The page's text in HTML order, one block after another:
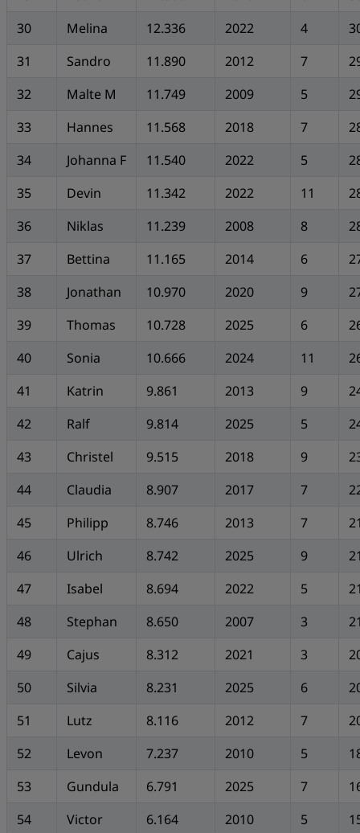
30
Melina 12.336 2022 4
31
Sandro 11.890 2012 7
32
Malte M 11.749 2009 5
33
Hannes 11.568 2018 7
34
Johanna F 11.540 2022 5
35
Devin 11.342 2022 11
36
Niklas 11.239 2008 8
37
Bettina 11.165 2014 6
38
Jonathan 10.970 2020 9
39
Thomas 10.728 2025 6
40
Sonia 10.666 2024 11
41
Katrin 9.861 2013 9
42
Ralf 9.814 2025 5
43
Christel 9.515 2018 9
44
Claudia 8.907 2017 7
45
Philipp 8.746 2013 7
46
Ulrich 8.742 2025 9
47
Isabel 8.694 2022 5
48
Stephan 8.650 2007 3
49
Cajus 8.312 2021 3
50
Silvia 8.231 2025 6
51
Lutz 8.116 2012 7
52
Levon 7.237 2010 5
53
Gundula 6.791 2025 7
54
Victor 6.164 2010 5